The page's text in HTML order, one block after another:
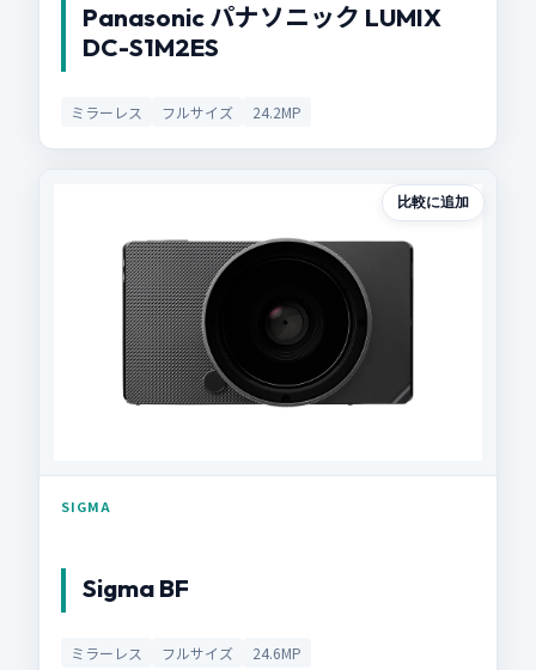
Panasonic パナソニック LUMIX
DC-S1M2ES
ミラーレス フルサイズ 24.2MP
比較に追加
SIGMA
Sigma BF
ミラーレス フルサイズ 24.6MP